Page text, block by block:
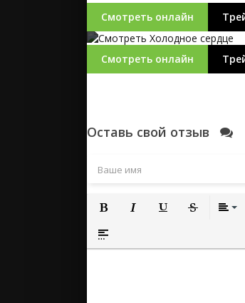
Смотреть онлайн
Смотреть онлайн
Оставь свой отзыв
Полужирный
Вставка спойлера